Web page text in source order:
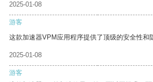
2025-01-08
游客
这款加速器VPM应用程序提供了顶级的安全性和
2025-01-08
游客